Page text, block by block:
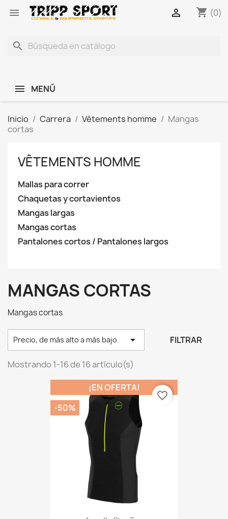
 shopping_cart (0)

search
MENÚ
Inicio Carrera Vêtements homme
Mangas
cortas
VÊTEMENTS HOMME
Mallas para correr
Chaquetas y cortavientos
Mangas largas
Mangas cortas
Pantalones cortos / Pantalones largos
MANGAS CORTAS
Mangas cortas
Precio, de más alto a más bajo  FILTRAR
Mostrando 1-16 de 16 artículo(s)
¡EN OFERTA!
-50%
favorite_border